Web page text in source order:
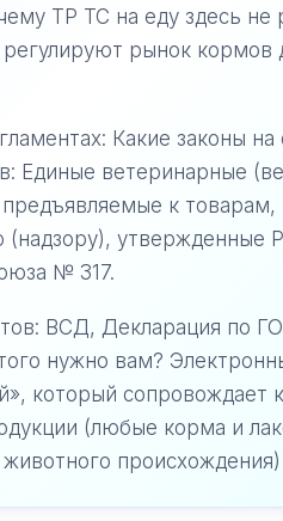
ТР ТС на еду здесь не
регулируют рынок кормов
Какие законы
Единые ветеринарные
предъявляемые к
(надзору), утвержденные
№ 317.
ВСД, Декларация по
нужно вам?
который сопровождает
(любые корма и
происхождения)